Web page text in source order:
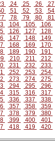
24 25 26 27
51 52 53 54
78 79 80 81
104 105 106
126 127 128
147 148 149
168 169 170
189 190 191
210 211 212
231 232 233
252 253 254
273 274 275
294 295 296
315 316 317
336 337 338
357 358 359
378 379 380
399 400 401
418 419 420